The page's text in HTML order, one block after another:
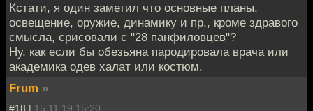
Кстати, я один заметил что основные планы,
освещение, оружие, динамику и пр., кроме здравого
смысла, срисовали с "28 панфиловцев"?
Ну, как если бы обезьяна пародировала врача или
академика одев халат или костюм.
Frum »
#18 | 15.11.19 15:20